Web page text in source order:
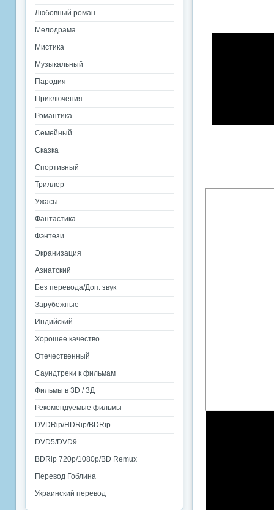
Любовный роман
Мелодрама
Мистика
Музыкальный
Пародия
Приключения
Романтика
Семейный
Сказка
Спортивный
Триллер
Ужасы
Фантастика
Фэнтези
Экранизация
Азиатский
Без перевода/Доп. звук
Зарубежные
Индийский
Хорошее качество
Отечественный
Саундтреки к фильмам
Фильмы в 3D / 3Д
Рекомендуемые фильмы
DVDRip/HDRip/BDRip
DVD5/DVD9
BDRip 720p/1080p/BD Remux
Перевод Гоблина
Украинский перевод